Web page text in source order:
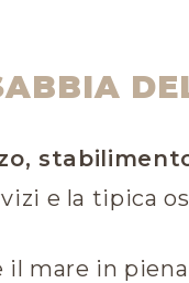
e la tipica
mare in